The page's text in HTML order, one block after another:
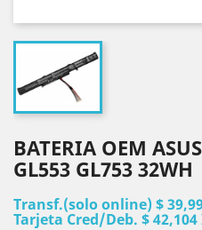
BATERIA OEM
GL553 GL753 32WH
Transf.(solo online) $
Tarjeta Cred/Deb. $ 42,104